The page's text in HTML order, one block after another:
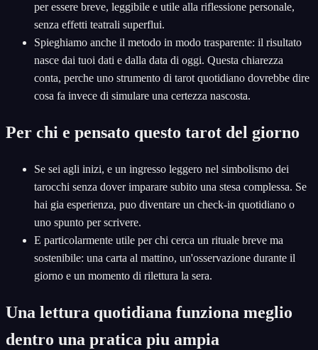
per essere breve, leggibile e utile alla riflessione personale,
senza effetti teatrali superflui.
Spieghiamo anche il metodo in modo trasparente: il risultato
nasce dai tuoi dati e dalla data di oggi. Questa chiarezza
conta, perche uno strumento di tarot quotidiano dovrebbe dire
cosa fa invece di simulare una certezza nascosta.
Per chi e pensato questo tarot del giorno
Se sei agli inizi, e un ingresso leggero nel simbolismo dei
tarocchi senza dover imparare subito una stesa complessa. Se
hai gia esperienza, puo diventare un check-in quotidiano o
uno spunto per scrivere.
E particolarmente utile per chi cerca un rituale breve ma
sostenibile: una carta al mattino, un'osservazione durante il
giorno e un momento di rilettura la sera.
Una lettura quotidiana funziona meglio
dentro una pratica piu ampia